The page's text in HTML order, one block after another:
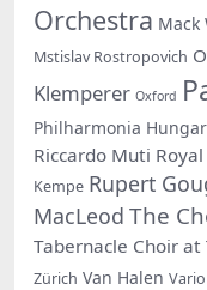
Orchestra Mack
Mstislav Rostropovich
Klemperer Oxford
Philharmonia
Riccardo Muti
Kempe Rupert
MacLeod The
Tabernacle Choir at
Zürich Van Halen